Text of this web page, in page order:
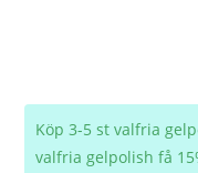
Köp 3-5 st valfria
valfria gelpolish få